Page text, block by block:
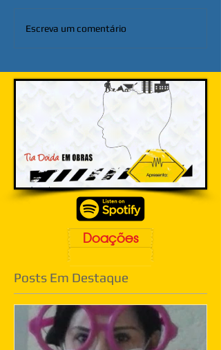
Escreva um comentário
Doações
Posts Em Destaque